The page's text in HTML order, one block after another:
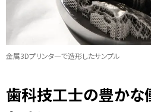
金属3Dプリンタ―で造形したサンプル
歯科技工士の豊かな